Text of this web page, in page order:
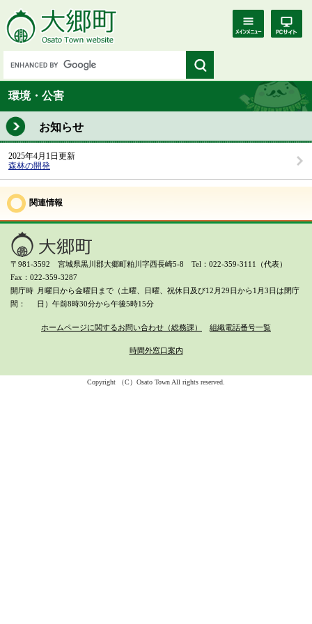
環境・公害
お知らせ
2025年4月1日更新
森林の開発
関連情報
〒981-3592 宮城県黒川郡大郷町粕川字西長崎5-8 Tel：022-359-3111（代表）
Fax：022-359-3287
開庁時
間
月曜日から金曜日まで（土曜、日曜、祝休日及び12月29日から1月3日は閉庁
日） 午前8時30分から午後5時15分
ホームページに関するお問い合わせ（総務課） 組織電話番号一覧
時間外窓口案内
Copyright （C）Osato Town All rights reserved.